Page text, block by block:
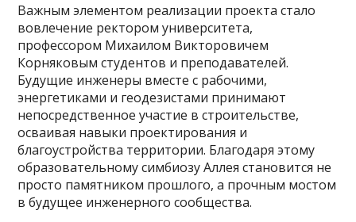
Важным элементом реализации проекта стало
вовлечение ректором университета,
профессором Михаилом Викторовичем
Корняковым студентов и преподавателей.
Будущие инженеры вместе с рабочими,
энергетиками и геодезистами принимают
непосредственное участие в строительстве,
осваивая навыки проектирования и
благоустройства территории. Благодаря этому
образовательному симбиозу Аллея становится не
просто памятником прошлого, а прочным мостом
в будущее инженерного сообщества.